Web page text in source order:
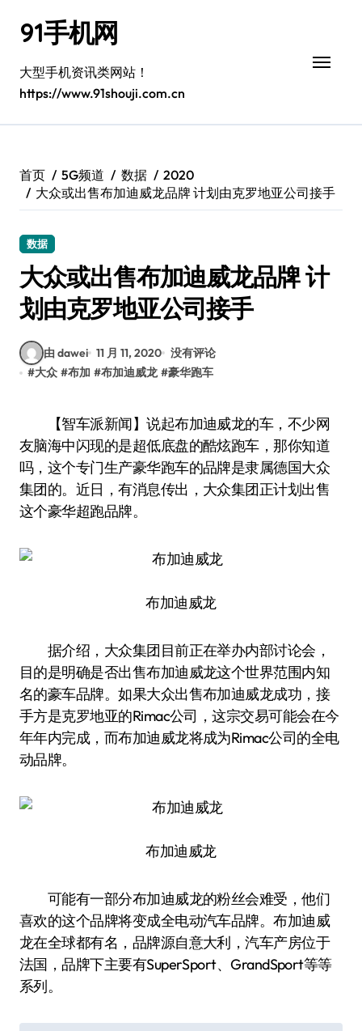
91手机网
大型手机资讯类网站！
https://www.91shouji.com.cn
首页 5G频道 数据
2020
大众或出售布加迪威龙品牌 计划由克罗地亚公司接手
数据
大众或出售布加迪威龙品牌 计
划由克罗地亚公司接手
由 dawei 11 月 11, 2020 没有评论
#大众 #布加 #布加迪威龙 #豪华跑车
【智车派新闻】说起布加迪威龙的车，不少网
友脑海中闪现的是超低底盘的酷炫跑车，那你知道
吗，这个专门生产豪华跑车的品牌是隶属德国大众
集团的。近日，有消息传出，大众集团正计划出售
这个豪华超跑品牌。
布加迪威龙
据介绍，大众集团目前正在举办内部讨论会，
目的是明确是否出售布加迪威龙这个世界范围内知
名的豪车品牌。如果大众出售布加迪威龙成功，接
手方是克罗地亚的Rimac公司，这宗交易可能会在今
年年内完成，而布加迪威龙将成为Rimac公司的全电
动品牌。
布加迪威龙
可能有一部分布加迪威龙的粉丝会难受，他们
喜欢的这个品牌将变成全电动汽车品牌。布加迪威
龙在全球都有名，品牌源自意大利，汽车产房位于
法国，品牌下主要有SuperSport、GrandSport等等
系列。